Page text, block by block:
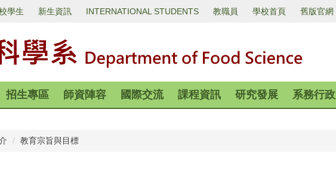
學生 新生資訊 INTERNATIONAL STUDENTS 教職員 學校首頁 舊版官網
招生專區 師資陣容 國際交流 課程資訊 研究發展 系務行政
教育宗旨與目標